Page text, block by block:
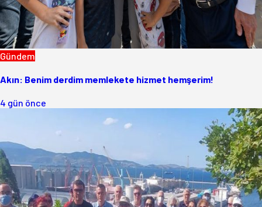
Gündem
Akın: Benim derdim memlekete hizmet hemşerim!
4 gün önce